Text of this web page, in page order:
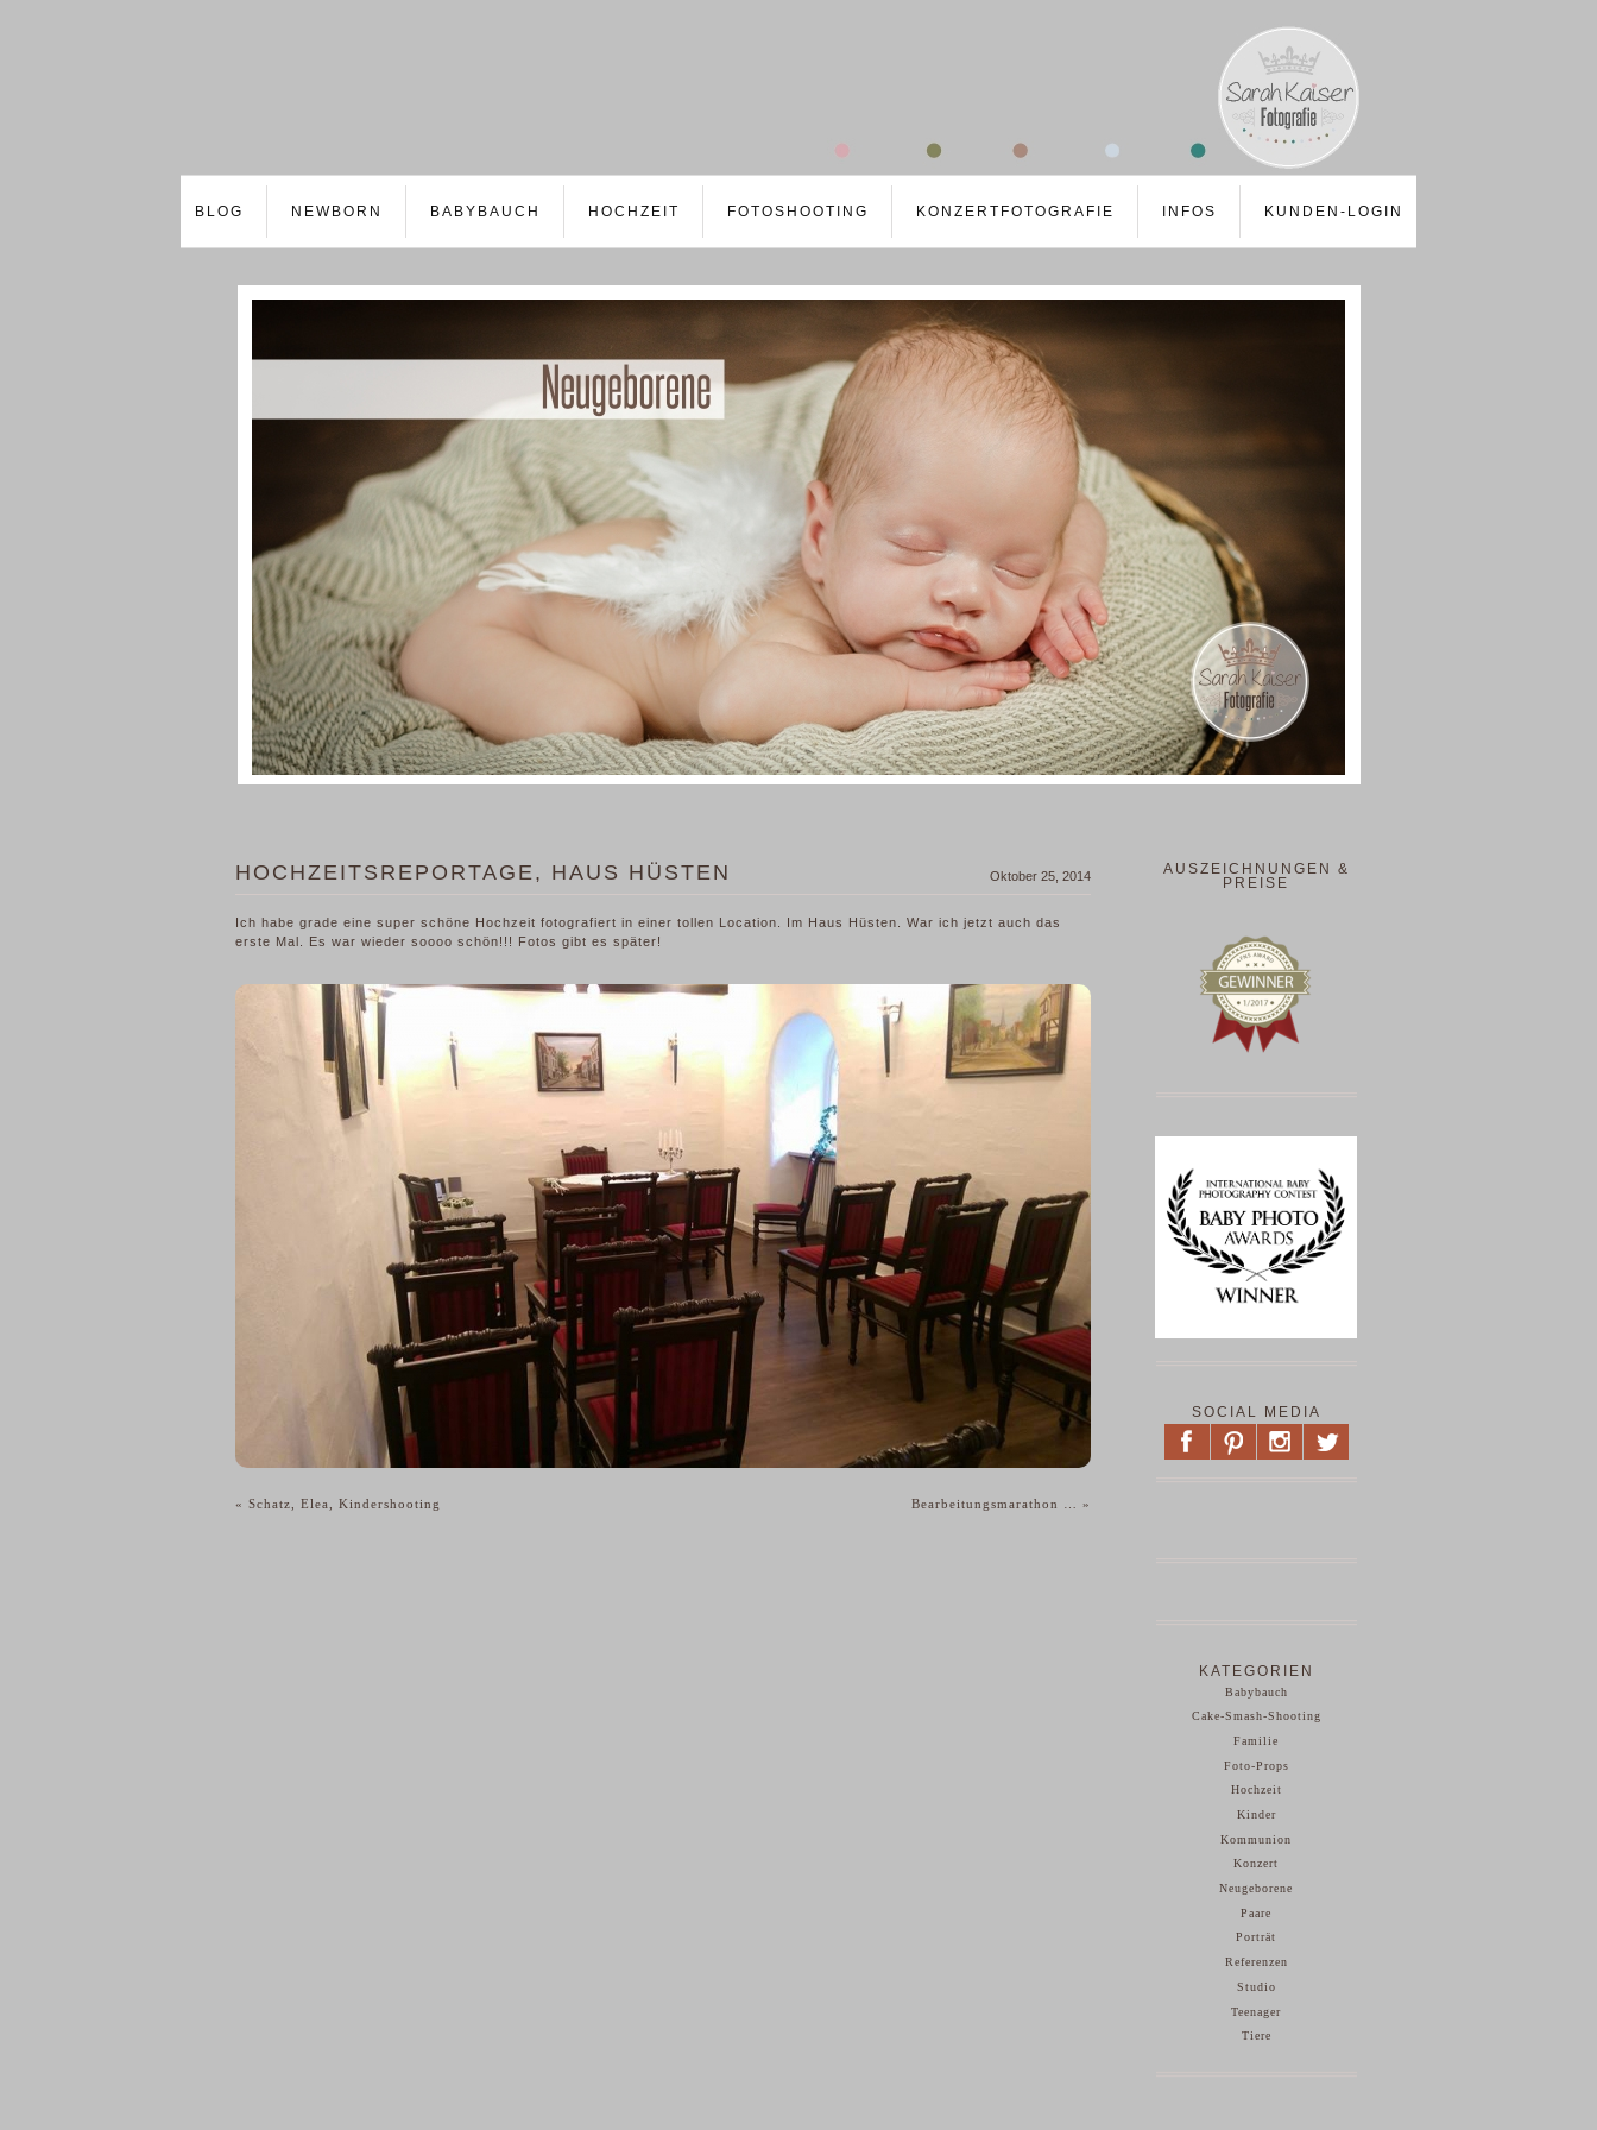
BLOG NEWBORN BABYBAUCH HOCHZEIT FOTOSHOOTING KONZERTFOTOGRAFIE INFOS KUNDEN-LOGIN
Oktober 25, 2014
HOCHZEITSREPORTAGE, HAUS HÜSTEN
Ich habe grade eine super schöne Hochzeit fotografiert in einer tollen Location. Im Haus Hüsten. War ich jetzt auch das
erste Mal. Es war wieder soooo schön!!! Fotos gibt es später!
« Schatz, Elea, Kindershooting Bearbeitungsmarathon … »
AUSZEICHNUNGEN &
PREISE
SOCIAL MEDIA
KATEGORIEN
Babybauch
Cake-Smash-Shooting
Familie
Foto-Props
Hochzeit
Kinder
Kommunion
Konzert
Neugeborene
Paare
Porträt
Referenzen
Studio
Teenager
Tiere